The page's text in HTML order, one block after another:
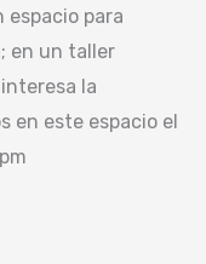
espacio para
en un taller
la
en este espacio el